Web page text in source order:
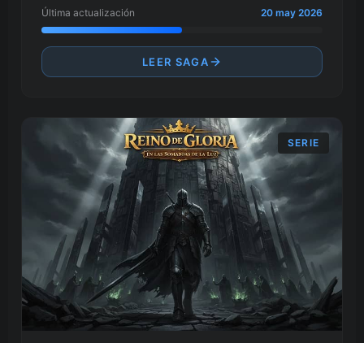
Última actualización 20 may 2026
LEER SAGA
SERIE